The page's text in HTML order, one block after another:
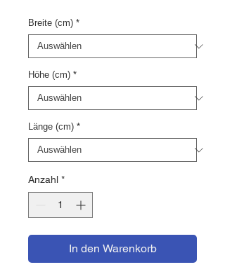
Breite (cm) *
Höhe (cm) *
Länge (cm) *
Anzahl *
In den Warenkorb